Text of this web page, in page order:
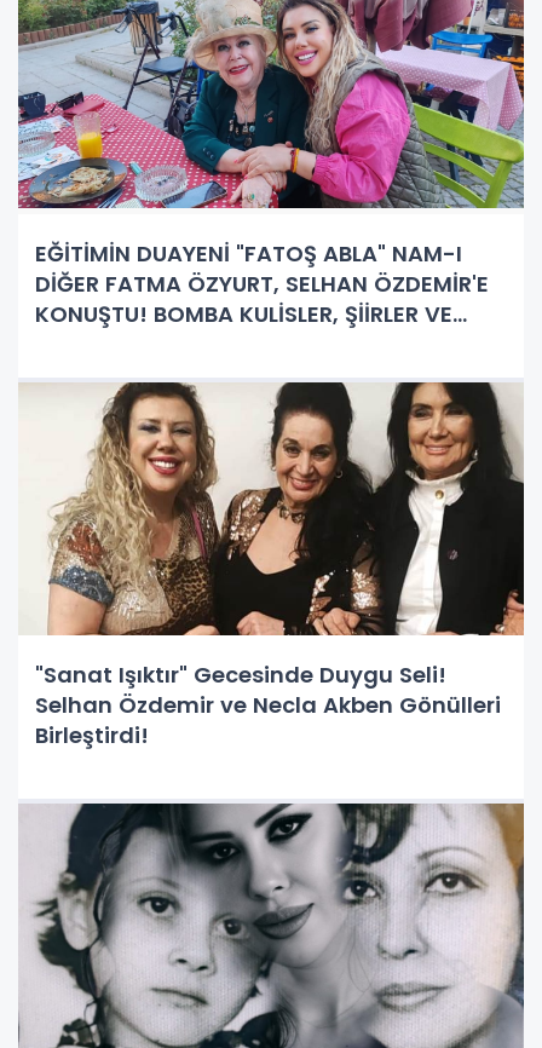
EĞİTİMİN DUAYENİ "FATOŞ ABLA" NAM-I
DİĞER FATMA ÖZYURT, SELHAN ÖZDEMİR'E
KONUŞTU! BOMBA KULİSLER, ŞİİRLER VE
"Sanat Işıktır" Gecesinde Duygu Seli!
Selhan Özdemir ve Necla Akben Gönülleri
Birleştirdi!